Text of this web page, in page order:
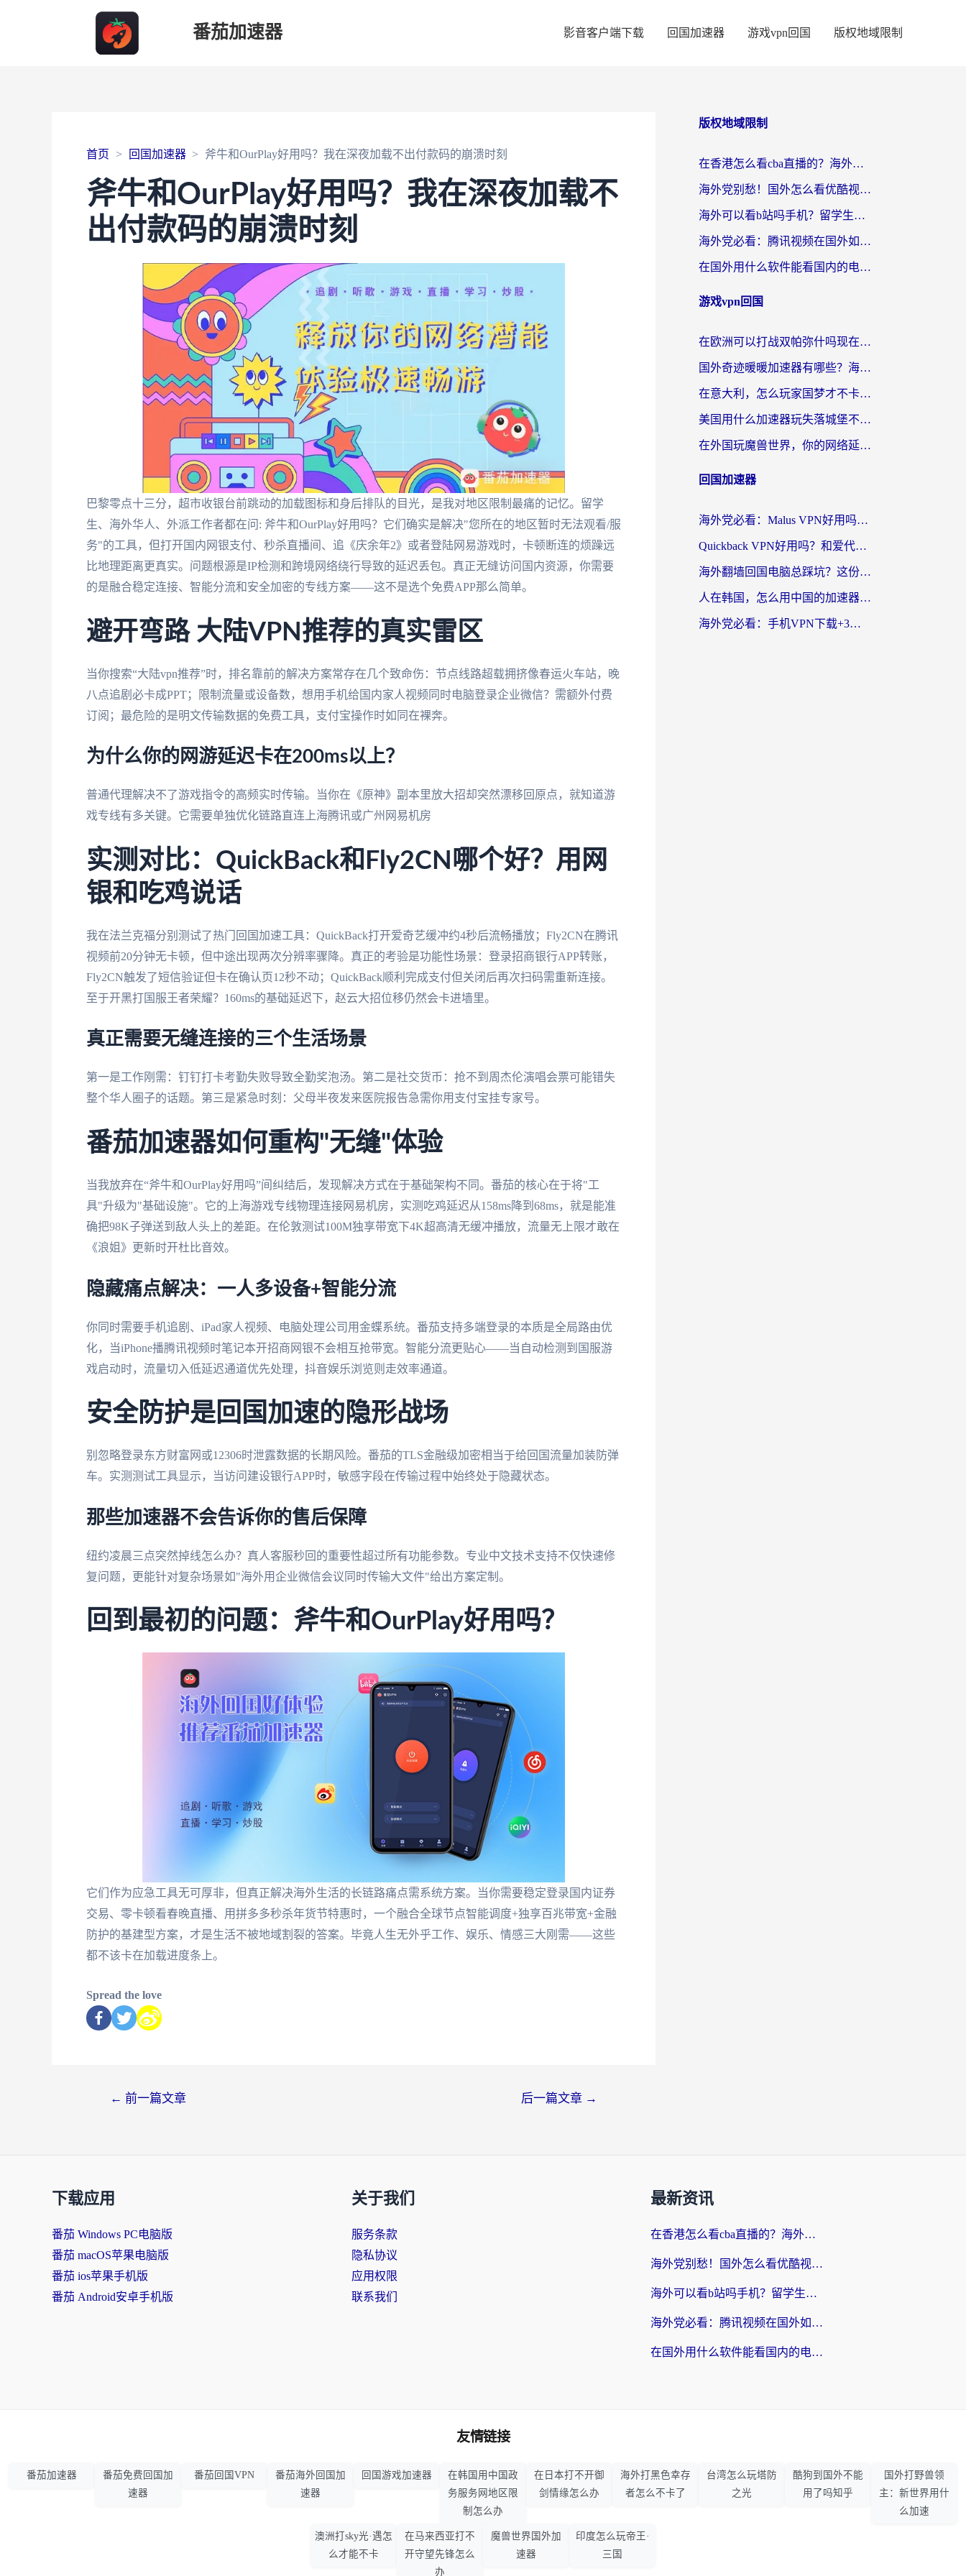
番茄加速器 影音客户端下载 回国加速器 游戏vpn回国 版权地域限制
首页 回国加速器 斧牛和OurPlay好用吗？我在深夜加载不出付款码的崩溃时刻
斧牛和OurPlay好用吗？我在深夜加载不
出付款码的崩溃时刻
巴黎零点十三分，超市收银台前跳动的加载图标和身后排队的目光，是我对地区限制最痛的记忆。留学
生、海外华人、外派工作者都在问: 斧牛和OurPlay好用吗？它们确实是解决"您所在的地区暂时无法观看/服
务"的工具，但打开国内网银支付、秒杀直播间、追《庆余年2》或者登陆网易游戏时，卡顿断连的烦躁远
比地理距离更真实。问题根源是IP检测和跨境网络绕行导致的延迟丢包。真正无缝访问国内资源，你需要
的是融合稳定连接、智能分流和安全加密的专线方案——这不是选个免费APP那么简单。
避开弯路 大陆VPN推荐的真实雷区
当你搜索“大陆vpn推荐”时，排名靠前的解决方案常存在几个致命伤：节点线路超载拥挤像春运火车站，晚
八点追剧必卡成PPT；限制流量或设备数，想用手机给国内家人视频同时电脑登录企业微信？需额外付费
订阅；最危险的是明文传输数据的免费工具，支付宝操作时如同在裸奔。
为什么你的网游延迟卡在200ms以上？
普通代理解决不了游戏指令的高频实时传输。当你在《原神》副本里放大招却突然漂移回原点，就知道游
戏专线有多关键。它需要单独优化链路直连上海腾讯或广州网易机房
实测对比：QuickBack和Fly2CN哪个好？用网
银和吃鸡说话
我在法兰克福分别测试了热门回国加速工具：QuickBack打开爱奇艺缓冲约4秒后流畅播放；Fly2CN在腾讯
视频前20分钟无卡顿，但中途出现两次分辨率骤降。真正的考验是功能性场景：登录招商银行APP转账，
Fly2CN触发了短信验证但卡在确认页12秒不动；QuickBack顺利完成支付但关闭后再次扫码需重新连接。
至于开黑打国服王者荣耀？160ms的基础延迟下，赵云大招位移仍然会卡进墙里。
真正需要无缝连接的三个生活场景
第一是工作刚需：钉钉打卡考勤失败导致全勤奖泡汤。第二是社交货币：抢不到周杰伦演唱会票可能错失
整个华人圈子的话题。第三是紧急时刻：父母半夜发来医院报告急需你用支付宝挂专家号。
番茄加速器如何重构"无缝"体验
当我放弃在“斧牛和OurPlay好用吗”间纠结后，发现解决方式在于基础架构不同。番茄的核心在于将"工
具"升级为"基础设施"。它的上海游戏专线物理连接网易机房，实测吃鸡延迟从158ms降到68ms，就是能准
确把98K子弹送到敌人头上的差距。在伦敦测试100M独享带宽下4K超高清无缓冲播放，流量无上限才敢在
《浪姐》更新时开杜比音效。
隐藏痛点解决：一人多设备+智能分流
你同时需要手机追剧、iPad家人视频、电脑处理公司用金蝶系统。番茄支持多端登录的本质是全局路由优
化，当iPhone播腾讯视频时笔记本开招商网银不会相互抢带宽。智能分流更贴心——当自动检测到国服游
戏启动时，流量切入低延迟通道优先处理，抖音娱乐浏览则走效率通道。
安全防护是回国加速的隐形战场
别忽略登录东方财富网或12306时泄露数据的长期风险。番茄的TLS金融级加密相当于给回国流量加装防弹
车。实测测试工具显示，当访问建设银行APP时，敏感字段在传输过程中始终处于隐藏状态。
那些加速器不会告诉你的售后保障
纽约凌晨三点突然掉线怎么办？真人客服秒回的重要性超过所有功能参数。专业中文技术支持不仅快速修
复问题，更能针对复杂场景如"海外用企业微信会议同时传输大文件"给出方案定制。
回到最初的问题：斧牛和OurPlay好用吗？
它们作为应急工具无可厚非，但真正解决海外生活的长链路痛点需系统方案。当你需要稳定登录国内证券
交易、零卡顿看春晚直播、用拼多多秒杀年货节特惠时，一个融合全球节点智能调度+独享百兆带宽+金融
防护的基建型方案，才是生活不被地域割裂的答案。毕竟人生无外乎工作、娱乐、情感三大刚需——这些
都不该卡在加载进度条上。
Spread the love
← 前一篇文章 后一篇文章 →
版权地域限制
在香港怎么看cba直播的？海外党体育观赛终极指南：告别版权限制，畅享中文解说
海外党别愁！国外怎么看优酷视频？一招解决追剧、看直播难题
海外可以看b站吗手机？留学生亲测有效的回国加速指南
海外党必看：腾讯视频在国外如何解除地域限制？附优酷咪咕使用指南
在国外用什么软件能看国内的电视剧啊？留学生亲测有效的回国加速方案
游戏vpn回国
在欧洲可以打战双帕弥什吗现在？跨越延迟墙的实战指南
国外奇迹暖暖加速器有哪些？海外党国服游戏畅玩终极指南（附亲测推荐）
在意大利，怎么玩家国梦才不卡？这份终极加速指南请收好
美国用什么加速器玩失落城堡不卡？海外党亲测有效的国服游戏加速指南
在外国玩魔兽世界，你的网络延迟是最大的敌人
回国加速器
海外党必看：Malus VPN好用吗？和迅猛兔VPN对比哪个回国效果更好？附真实体验与避坑指南
Quickback VPN好用吗？和爱代理VPN对比哪个回国效果更好？
海外翻墙回国电脑总踩坑？这份实测指南帮你选对加速器（附ChickCNinitapMalus对比）
人在韩国，怎么用中国的加速器刷剧打游戏？这份真实体验指南给你答案
海外党必看：手机VPN下载+3步选对回国加速器，无缝刷国内资源不再愁
下载应用
番茄 Windows PC电脑版
番茄 macOS苹果电脑版
番茄 ios苹果手机版
番茄 Android安卓手机版
关于我们
服务条款
隐私协议
应用权限
联系我们
最新资讯
在香港怎么看cba直播的？海外党体育观赛终极指南：告别版权限制，畅享中文解说
海外党别愁！国外怎么看优酷视频？一招解决追剧、看直播难题
海外可以看b站吗手机？留学生亲测有效的回国加速指南
海外党必看：腾讯视频在国外如何解除地域限制？附优酷咪咕使用指南
在国外用什么软件能看国内的电视剧啊？留学生亲测有效的回国加速方案
友情链接
番茄加速器
番茄免费回国加
速器
番茄回国VPN
番茄海外回国加
速器
回国游戏加速器
在韩国用中国政
务服务网地区限
制怎么办
在日本打不开御
剑情缘怎么办
海外打黑色幸存
者怎么不卡了
台湾怎么玩塔防
之光
酷狗到国外不能
用了吗知乎
国外打野兽领
主：新世界用什
么加速
澳洲打sky光·遇怎
么才能不卡
在马来西亚打不
开守望先锋怎么
办
魔兽世界国外加
速器
印度怎么玩帝王·
三国